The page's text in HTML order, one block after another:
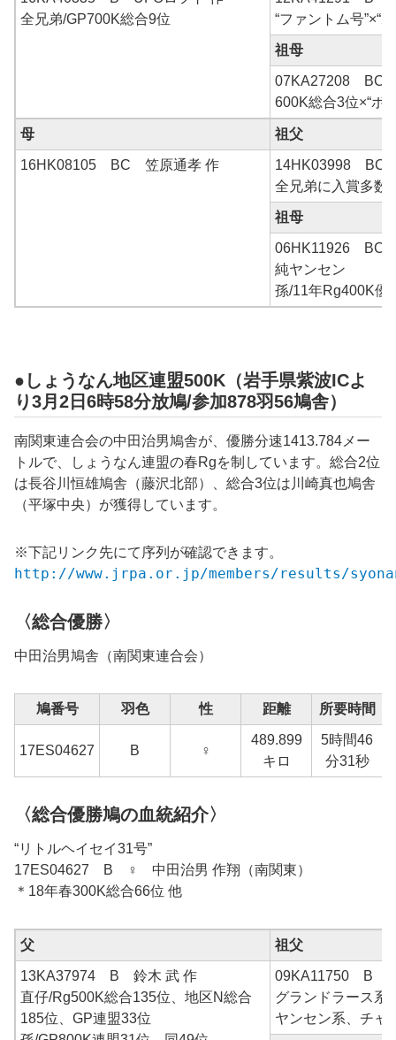
全兄弟/GP700K総合9位
“ファントム号”×“
祖母
07KA27208 BC
600K総合3位×“ボ
母 祖父
16HK08105 BC 笠原通孝 作
14HK03998 BC
全兄弟に入賞多数
祖母
06HK11926 BC
純ヤンセン
孫/11年Rg400K優
●しょうなん地区連盟500K（岩手県紫波ICよ
り3月2日6時58分放鳩/参加878羽56鳩舎）
南関東連合会の中田治男鳩舎が、優勝分速1413.784メー
トルで、しょうなん連盟の春Rgを制しています。総合2位
は長谷川恒雄鳩舎（藤沢北部）、総合3位は川崎真也鳩舎
（平塚中央）が獲得しています。
※下記リンク先にて序列が確認できます。
http://www.jrpa.or.jp/members/results/
〈総合優勝〉
中田治男鳩舎（南関東連合会）
鳩番号 羽色 性 距離 所要時間
17ES04627 B ♀
489.899
キロ
5時間46
分31秒
〈総合優勝鳩の血統紹介〉
“リトルヘイセイ31号”
17ES04627 B ♀ 中田治男 作翔（南関東）
＊18年春300K総合66位 他
父 祖父
13KA37974 B 鈴木 武 作
直仔/Rg500K総合135位、地区N総合
185位、GP連盟33位
09KA11750 B
グランドラース系
ヤンセン系、チャ